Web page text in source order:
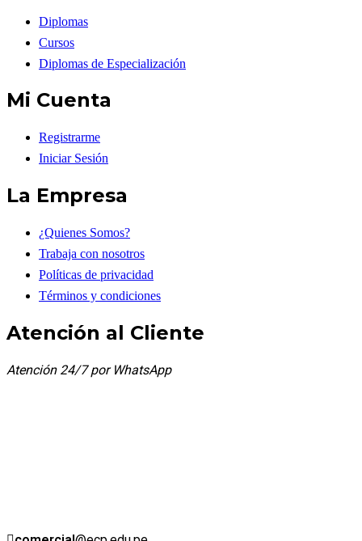
Diplomas
Cursos
Diplomas de Especialización
Mi Cuenta
Registrarme
Iniciar Sesión
La Empresa
¿Quienes Somos?
Trabaja con nosotros
Políticas de privacidad
Términos y condiciones
Atención al Cliente
Atención 24/7 por WhatsApp